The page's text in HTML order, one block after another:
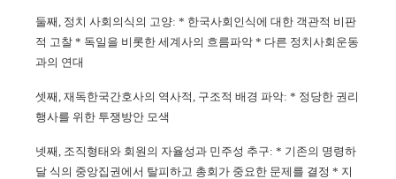
둘째, 정치 사회의식의 고양: * 한국사회인식에 대한 객관적 비판
적 고찰 * 독일을 비롯한 세계사의 흐름파악 * 다른 정치사회운동
과의 연대
셋째, 재독한국간호사의 역사적, 구조적 배경 파악: * 정당한 권리
행사를 위한 투쟁방안 모색
넷째, 조직형태와 회원의 자율성과 민주성 추구: * 기존의 명령하
달 식의 중앙집권에서 탈피하고 총회가 중요한 문제를 결정 * 지